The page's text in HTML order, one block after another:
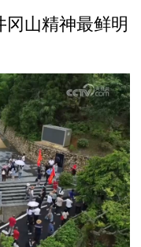
山精神最鲜明